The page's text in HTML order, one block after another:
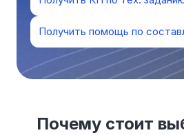
Получить помощь по
Почему стоит